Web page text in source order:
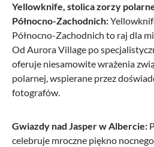
Yellowknife, stolica zorzy
Północno-Zachodnich:
Północno-Zachodnich to raj dla
Od Aurora Village po
oferuje niesamowite wrażenia
polarnej, wspierane przez
fotografów.
Gwiazdy nad Jasper w Albercie:
celebruje mroczne piękno